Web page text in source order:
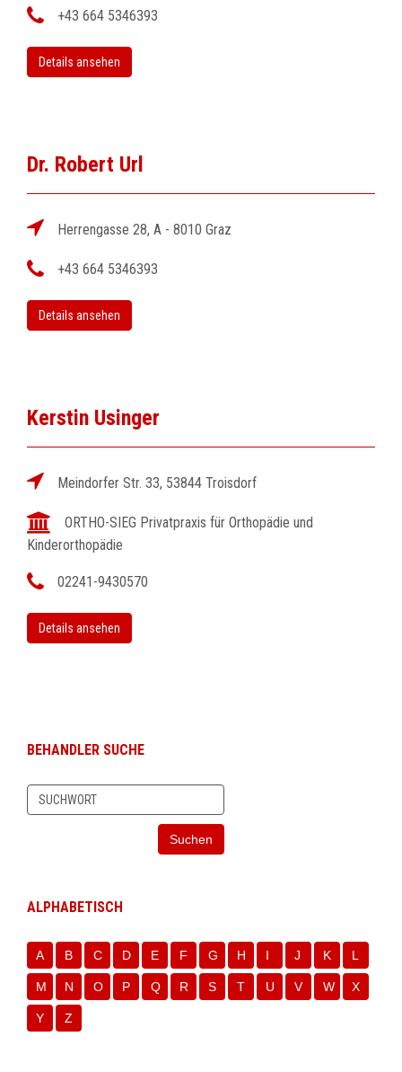
+43 664 5346393
Details ansehen
Dr. Robert Url
Herrengasse 28, A - 8010 Graz
+43 664 5346393
Details ansehen
Kerstin Usinger
Meindorfer Str. 33, 53844 Troisdorf
ORTHO-SIEG Privatpraxis für Orthopädie und
Kinderorthopädie
02241-9430570
Details ansehen
BEHANDLER SUCHE
Suchen
ALPHABETISCH
A B C D E F G H I J K L
M N O P Q R S T U V W X
Y Z